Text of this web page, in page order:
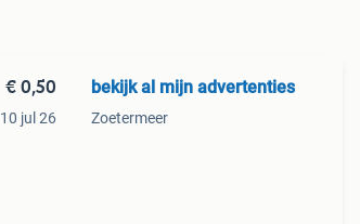
€ 0,50
10 jul 26
bekijk al mijn advertenties
Zoetermeer